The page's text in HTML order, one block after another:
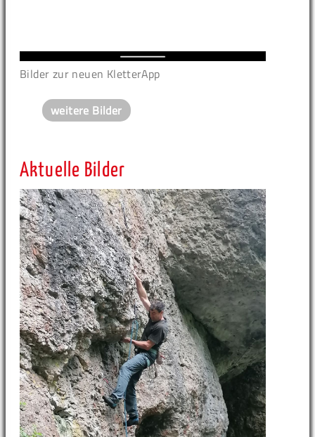
Bilder zur neuen KletterApp
weitere Bilder
Aktuelle Bilder